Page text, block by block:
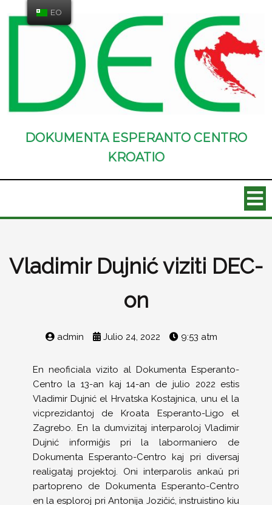
DOKUMENTA ESPERANTO CENTRO
KROATIO
Vladimir Dujnić viziti DEC-
on
admin Julio 24, 2022 9:53 atm
En neoficiala vizito al Dokumenta Esperanto-
Centro la 13-an kaj 14-an de julio 2022 estis
Vladimir Dujnić el Hrvatska Kostajnica, unu el la
vicprezidantoj de Kroata Esperanto-Ligo el
Zagrebo. En la dumvizitaj interparoloj Vladimir
Dujnić informiĝis pri la labormaniero de
Dokumenta Esperanto-Centro kaj pri diversaj
realigataj projektoj. Oni interparolis ankaŭ pri
partopreno de Dokumenta Esperanto-Centro
en la esploroj pri Antonija Jozičić, instruistino kiu
EO